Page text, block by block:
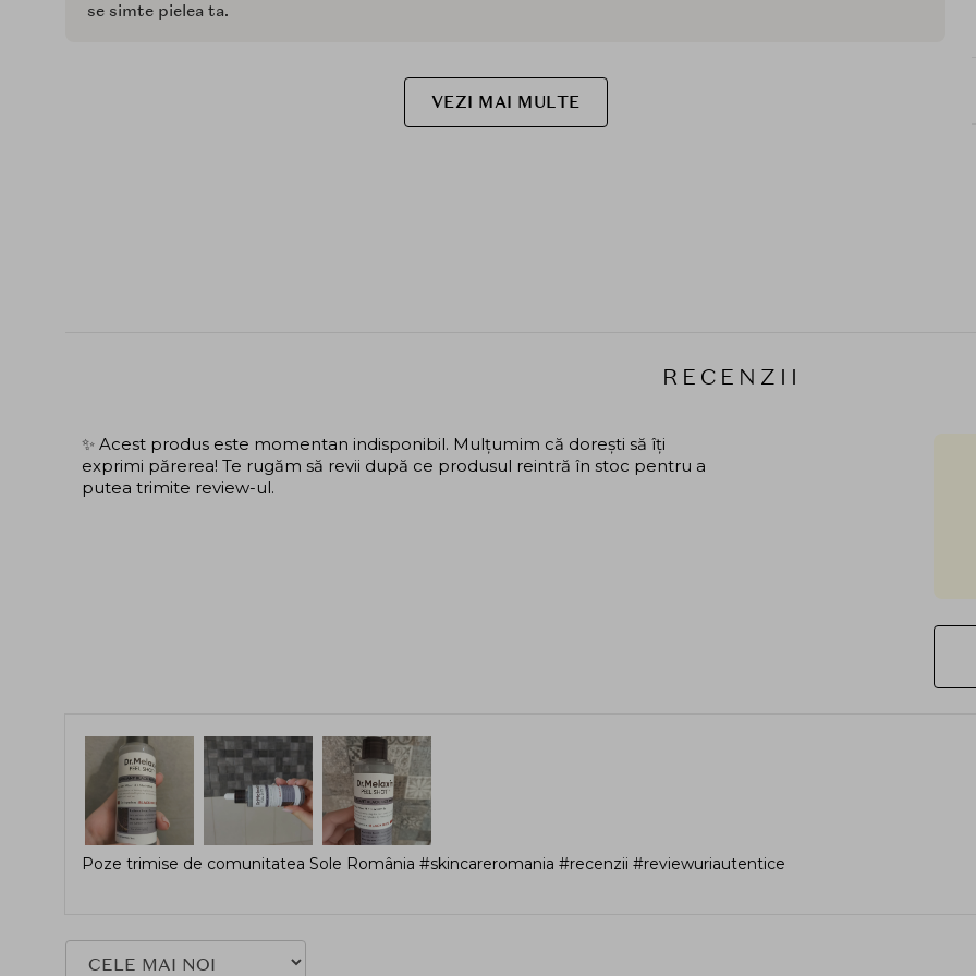
se simte pielea ta.
VEZI MAI MULTE
RECENZII
✨ Acest produs este momentan indisponibil. Mulțumim că dorești să îți
exprimi părerea! Te rugăm să revii după ce produsul reintră în stoc pentru a
putea trimite review-ul.
Poze trimise de comunitatea Sole România #skincareromania #recenzii #reviewuriautentice